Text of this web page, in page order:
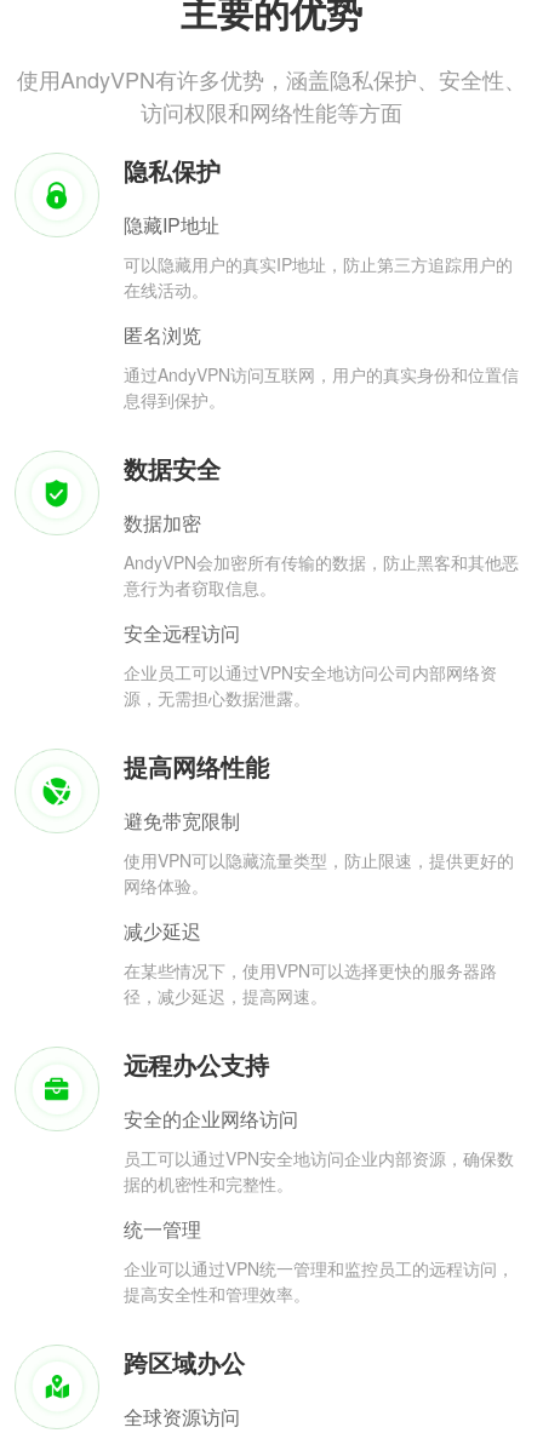
主要的优势
使用AndyVPN有许多优势，涵盖隐私保护、安全性、
访问权限和网络性能等方面
隐私保护
隐藏IP地址
可以隐藏用户的真实IP地址，防止第三方追踪用户的
在线活动。
匿名浏览
通过AndyVPN访问互联网，用户的真实身份和位置信
息得到保护。
数据安全
数据加密
AndyVPN会加密所有传输的数据，防止黑客和其他恶
意行为者窃取信息。
安全远程访问
企业员工可以通过VPN安全地访问公司内部网络资
源，无需担心数据泄露。
提高网络性能
避免带宽限制
使用VPN可以隐藏流量类型，防止限速，提供更好的
网络体验。
减少延迟
在某些情况下，使用VPN可以选择更快的服务器路
径，减少延迟，提高网速。
远程办公支持
安全的企业网络访问
员工可以通过VPN安全地访问企业内部资源，确保数
据的机密性和完整性。
统一管理
企业可以通过VPN统一管理和监控员工的远程访问，
提高安全性和管理效率。
跨区域办公
全球资源访问